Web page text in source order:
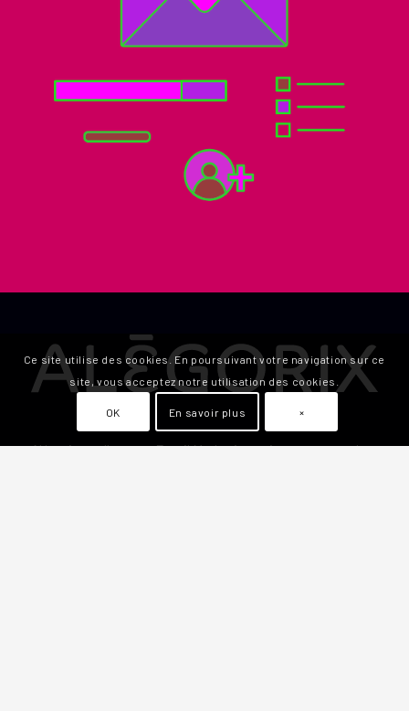
Alégorix est l’agence Email Marketing qui accompagne les
Ce site utilise des cookies. En poursuivant votre navigation sur ce
site, vous acceptez notre utilisation des cookies.
OK En savoir plus ×